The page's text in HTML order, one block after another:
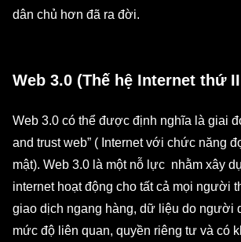
dân chủ hơn đã ra đời.
Web 3.0 (Thế hệ Internet thứ
Web 3.0 có thể được định nghĩa là giai
and trust web” ( Internet với chức năng
mật). Web 3.0 là một nỗ lực nhằm xây
internet hoạt động cho tất cả mọi người
giao dịch ngang hàng, dữ liệu do người
mức độ liên quan, quyền riêng tư và có